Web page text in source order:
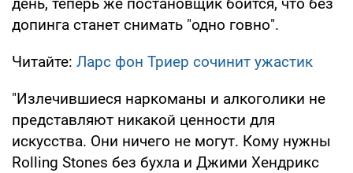
допинга станет снимать "одно говно".
Читайте: Ларс фон Триер сочинит ужастик
"Излечившиеся наркоманы и алкоголики не
представляют никакой ценности для
искусства. Они ничего не могут. Кому нужны
Rolling Stones без бухла и Джими Хендрикс